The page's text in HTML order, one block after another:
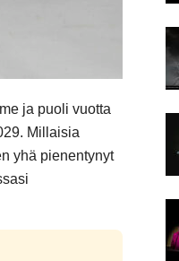
ja puoli vuotta
Millaisia
yhä pienentynyt